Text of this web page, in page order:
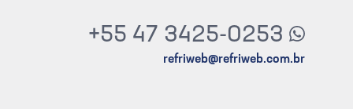
+55 47 3425-0253
refriweb@refriweb.com.br